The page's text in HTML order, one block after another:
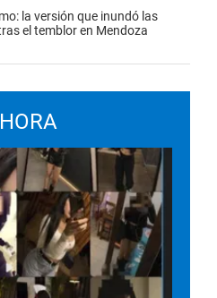
la versión que inundó las
el temblor en Mendoza